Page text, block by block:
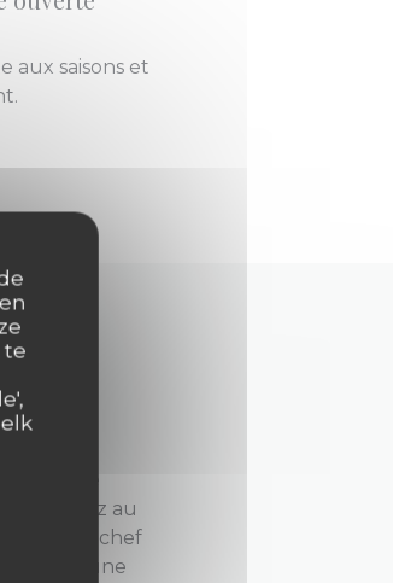
te
aux saisons et
au
dans le
encore riz au
Le chef
pour une